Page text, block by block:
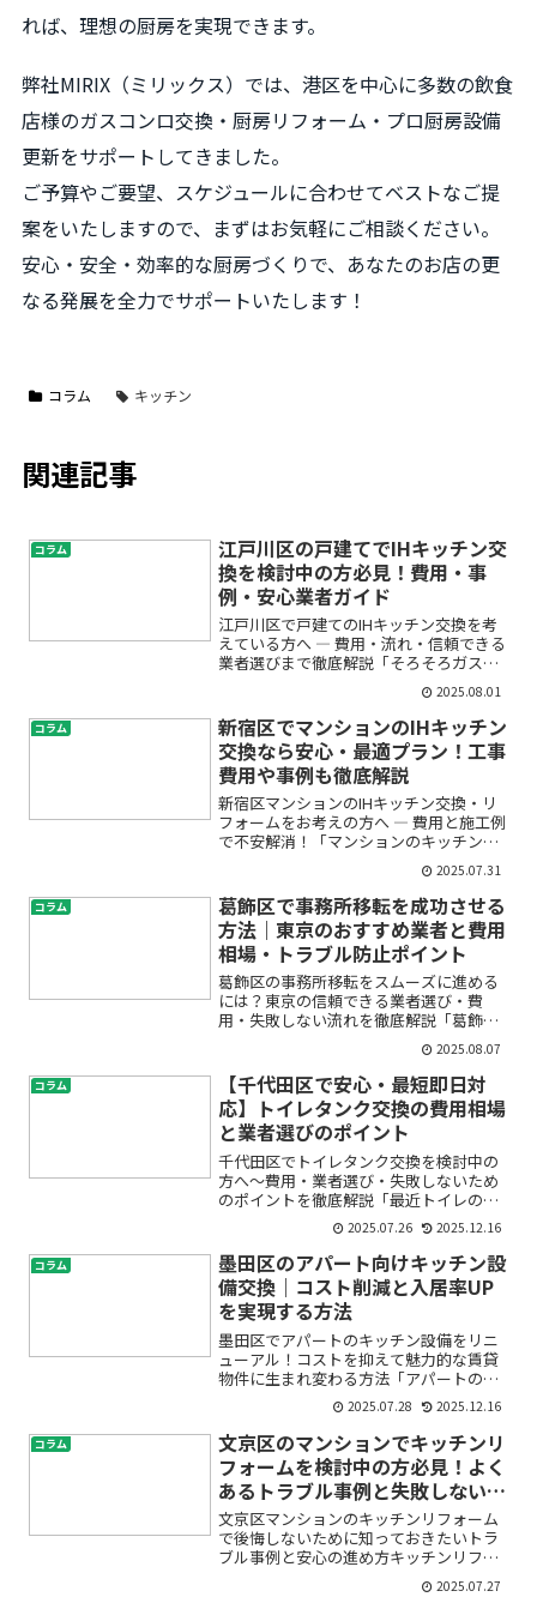
れば、理想の厨房を実現できます。
弊社MIRIX（ミリックス）では、港区を中心に多数の飲食
店様のガスコンロ交換・厨房リフォーム・プロ厨房設備
更新をサポートしてきました。
ご予算やご要望、スケジュールに合わせてベストなご提
案をいたしますので、まずはお気軽にご相談ください。
安心・安全・効率的な厨房づくりで、あなたのお店の更
なる発展を全力でサポートいたします！
コラム キッチン
関連記事
コラム
江戸川区の戸建てでIHキッチン交
換を検討中の方必見！費用・事
例・安心業者ガイド
江戸川区で戸建てのIHキッチン交換を考
えている方へ ― 費用・流れ・信頼できる
業者選びまで徹底解説「そろそろガスコ
ンロからIHクッキングヒーターに替えた
い」「キッチン全体をリフォームしたい
けど初めてだから不安」――そんなお悩みを
お持ちではあ...
2025.08.01
コラム
新宿区でマンションのIHキッチン
交換なら安心・最適プラン！工事
費用や事例も徹底解説
新宿区マンションのIHキッチン交換・リ
フォームをお考えの方へ ― 費用と施工例
で不安解消！「マンションのキッチンを
IHコンロに変えたいけれど費用や工事内
容が不安」「新宿区で信頼できるリフォ
ーム業者をどう選べばいい？」――初めての
IHキッチン...
2025.07.31
コラム
葛飾区で事務所移転を成功させる
方法｜東京のおすすめ業者と費用
相場・トラブル防止ポイント
葛飾区の事務所移転をスムーズに進める
には？東京の信頼できる業者選び・費
用・失敗しない流れを徹底解説「葛飾区
で事務所移転を考えているけれど、何か
ら始めればいいのか分からない」「東京
のオフィス移転、費用や業者選びで失敗
したくない」とお悩みではあ...
2025.08.07
コラム
【千代田区で安心・最短即日対
応】トイレタンク交換の費用相場
と業者選びのポイント
千代田区でトイレタンク交換を検討中の
方へ～費用・業者選び・失敗しないため
のポイントを徹底解説「最近トイレの水
漏れが止まらない」「業者に相談したい
けど費用が不安」「修理か交換、どちら
がいいかわからない」――そんなお悩みをお
持ちではありませんか...
2025.07.26 2025.12.16
コラム
墨田区のアパート向けキッチン設
備交換｜コスト削減と入居率UP
を実現する方法
墨田区でアパートのキッチン設備をリニ
ューアル！コストを抑えて魅力的な賃貸
物件に生まれ変わる方法「アパートのキ
ッチンが古くなってきたけど、どこまで
直せばいいの？」「キッチン設備を交換
したら、コストが高くならないか心
配…」「賃貸の入居率を上げた...
2025.07.28 2025.12.16
コラム
文京区のマンションでキッチンリ
フォームを検討中の方必見！よく
あるトラブル事例と失敗しないた
めの5つのポイント
文京区マンションのキッチンリフォーム
で後悔しないために知っておきたいトラ
ブル事例と安心の進め方キッチンリフォ
ームを考え始めると、「本当に思い通り
になるの？」「費用がどれくらいかかる
2025.07.27